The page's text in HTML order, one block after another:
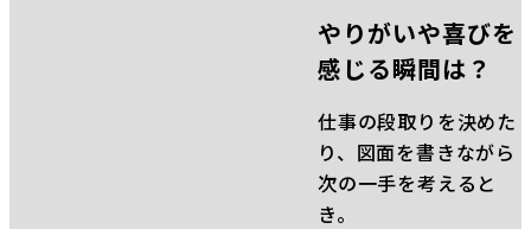
やりがいや喜びを
感じる瞬間は？
仕事の段取りを決めた
り、図面を書きながら
次の一手を考えると
き。